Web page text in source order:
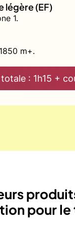
légère (EF)
1.
m+.
: 1h15 +
pour le